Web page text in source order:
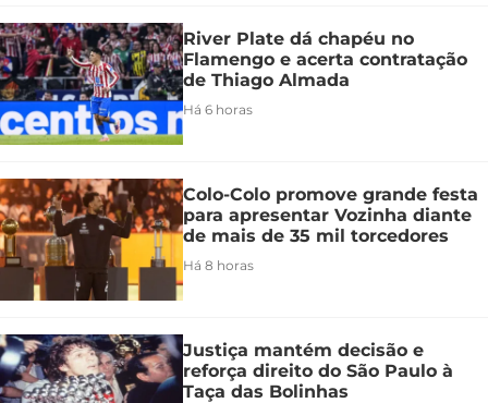
River Plate dá chapéu no
Flamengo e acerta contratação
de Thiago Almada
Há 6 horas
Colo-Colo promove grande festa
para apresentar Vozinha diante
de mais de 35 mil torcedores
Há 8 horas
Justiça mantém decisão e
reforça direito do São Paulo à
Taça das Bolinhas